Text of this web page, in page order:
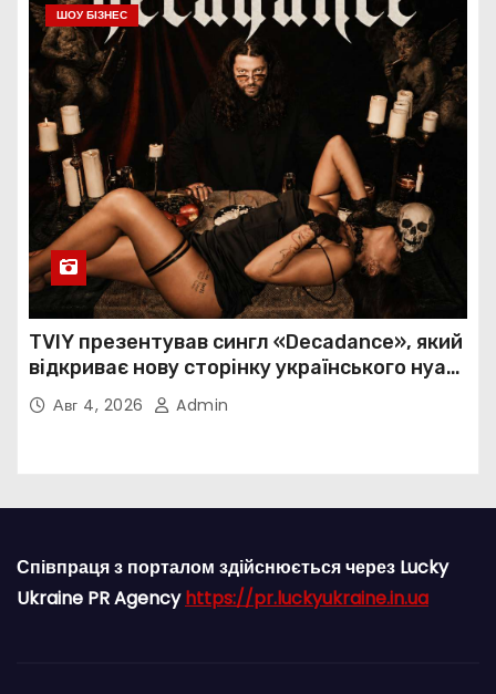
ШОУ БІЗНЕС
TVIY презентував сингл «Decadance», який
відкриває нову сторінку українського нуар-
попуАвг 4, 2026 Admin
Співпраця з порталом здійснюється через Lucky
Ukraine PR Agencyhttps://pr.luckyukraine.in.ua